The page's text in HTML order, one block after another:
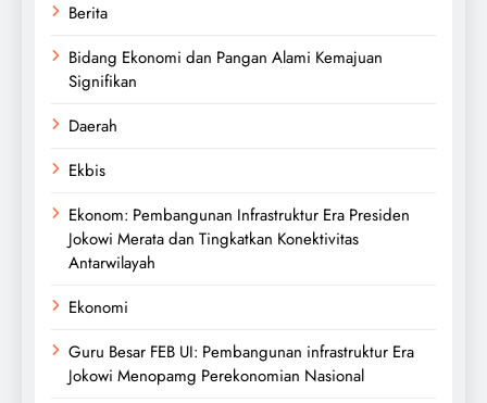
Berita
Bidang Ekonomi dan Pangan Alami Kemajuan
Signifikan
Daerah
Ekbis
Ekonom: Pembangunan Infrastruktur Era Presiden
Jokowi Merata dan Tingkatkan Konektivitas
Antarwilayah
Ekonomi
Guru Besar FEB UI: Pembangunan infrastruktur Era
Jokowi Menopamg Perekonomian Nasional